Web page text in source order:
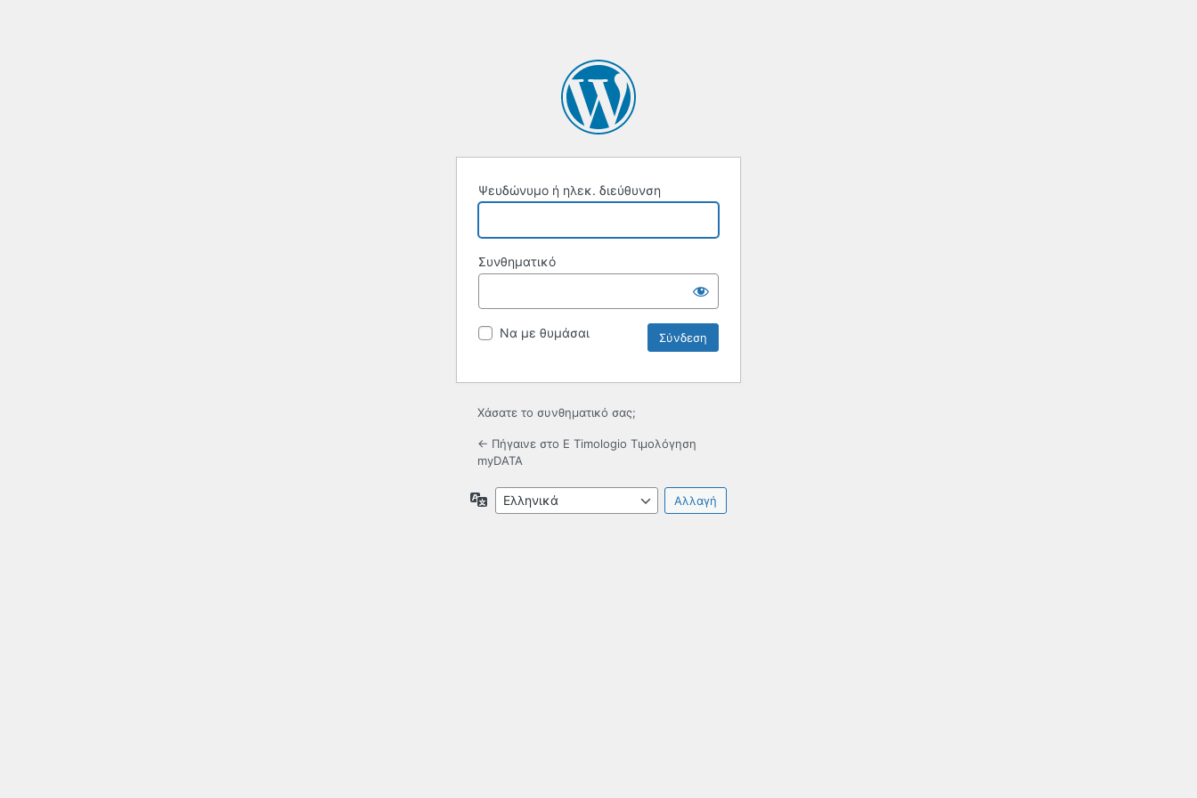
Ψευδώνυμο ή ηλεκ. διεύθυνση
Συνθηματικό
Να με θυμάσαι
Χάσατε το συνθηματικό σας;
← Πήγαινε στο E Timologio Τιμολόγηση
myDATA
Γλώσσα